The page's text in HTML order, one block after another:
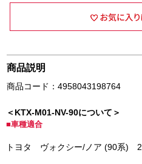
商品説明
商品コード：4958043198764
＜KTX-M01-NV-90について＞
■車種適合
トヨタ ヴォクシー/ノア (90系)